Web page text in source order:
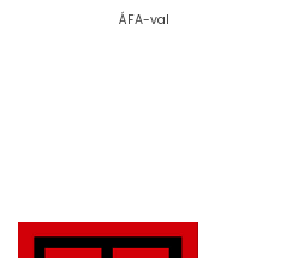
ÁFA-val